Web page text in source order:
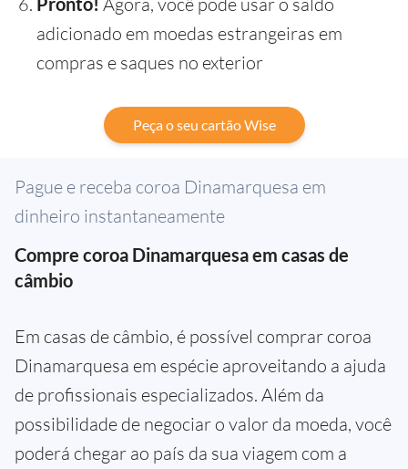
adicionado em moedas estrangeiras em
compras e saques no exterior
Peça o seu cartão Wise
Pague e receba coroa Dinamarquesa em
dinheiro instantaneamente
Compre coroa Dinamarquesa em casas de
câmbio
Em casas de câmbio, é possível comprar coroa
Dinamarquesa em espécie aproveitando a ajuda
de profissionais especializados. Além da
possibilidade de negociar o valor da moeda, você
poderá chegar ao país da sua viagem com a